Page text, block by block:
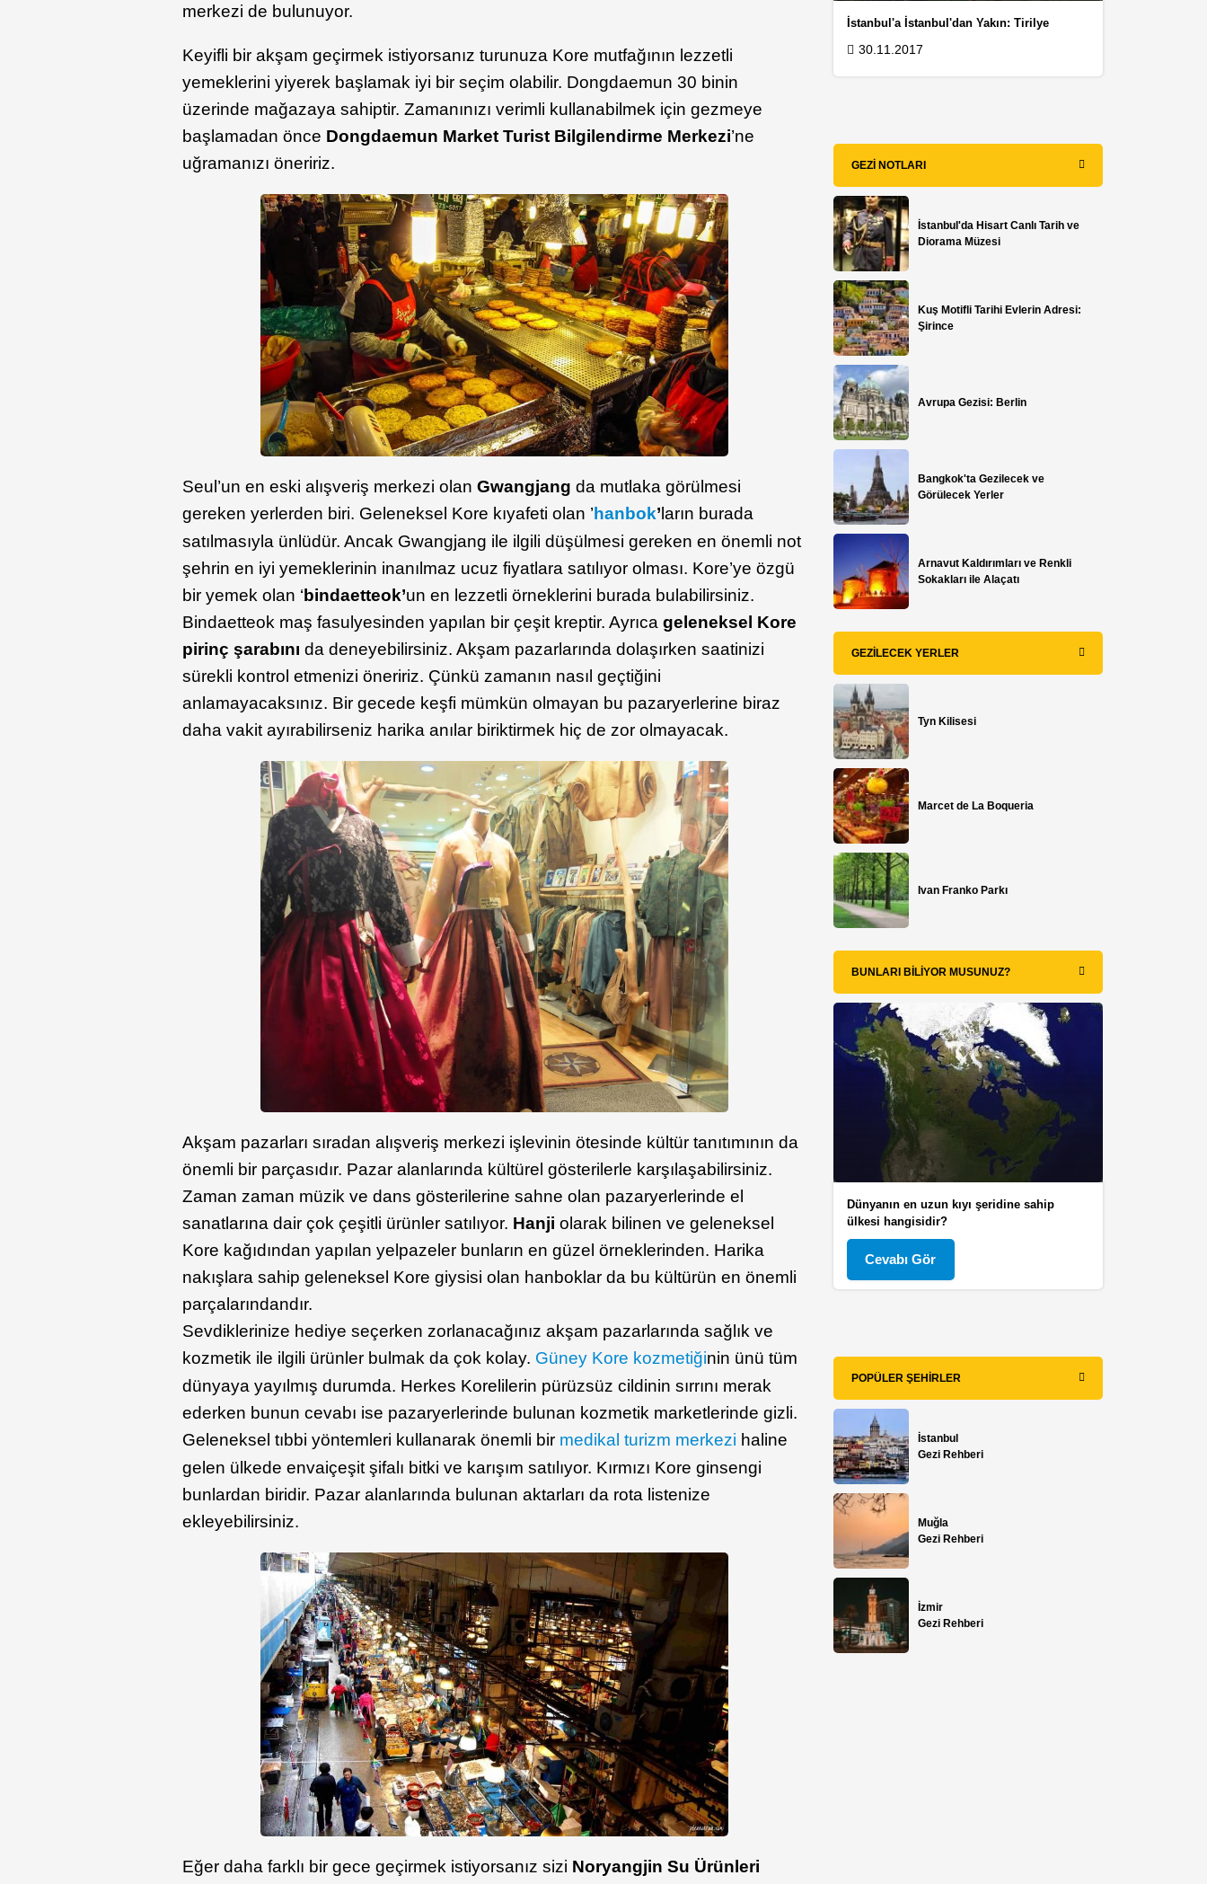
merkezi de bulunuyor.
Keyifli bir akşam geçirmek istiyorsanız turunuza Kore mutfağının lezzetli
yemeklerini yiyerek başlamak iyi bir seçim olabilir. Dongdaemun 30 binin
üzerinde mağazaya sahiptir. Zamanınızı verimli kullanabilmek için gezmeye
başlamadan önce Dongdaemun Market Turist Bilgilendirme Merkezi’ne
uğramanızı öneririz.
Seul’un en eski alışveriş merkezi olanGwangjang da mutlaka görülmesi
gereken yerlerden biri. Geleneksel Kore kıyafeti olan ’hanbok’ ların burada
satılmasıyla ünlüdür. Ancak Gwangjang ile ilgili düşülmesi gereken en önemli not
şehrin en iyi yemeklerinin inanılmaz ucuz fiyatlara satılıyor olması. Kore’ye özgü
bir yemek olan ‘bindaetteok’un en lezzetli örneklerini burada bulabilirsiniz.
Bindaetteok maş fasulyesinden yapılan bir çeşit kreptir. Ayrıcageleneksel Kore
pirinç şarabını da deneyebilirsiniz. Akşam pazarlarında dolaşırken saatinizi
sürekli kontrol etmenizi öneririz. Çünkü zamanın nasıl geçtiğini
anlamayacaksınız. Bir gecede keşfi mümkün olmayan bu pazaryerlerine biraz
daha vakit ayırabilirseniz harika anılar biriktirmek hiç de zor olmayacak.
Akşam pazarları sıradan alışveriş merkezi işlevinin ötesinde kültür tanıtımının da
önemli bir parçasıdır. Pazar alanlarında kültürel gösterilerle karşılaşabilirsiniz.
Zaman zaman müzik ve dans gösterilerine sahne olan pazaryerlerinde el
sanatlarına dair çok çeşitli ürünler satılıyor. Hanji olarak bilinen ve geleneksel
Kore kağıdından yapılan yelpazeler bunların en güzel örneklerinden. Harika
nakışlara sahip geleneksel Kore giysisi olan hanboklar da bu kültürün en önemli
parçalarındandır.
Sevdiklerinize hediye seçerken zorlanacağınız akşam pazarlarında sağlık ve
kozmetik ile ilgili ürünler bulmak da çok kolay. Güney Kore kozmetiğinin ünü tüm
dünyaya yayılmış durumda. Herkes Korelilerin pürüzsüz cildinin sırrını merak
ederken bunun cevabı ise pazaryerlerinde bulunan kozmetik marketlerinde gizli.
Geleneksel tıbbi yöntemleri kullanarak önemli bir medikal turizm merkezi haline
gelen ülkede envaiçeşit şifalı bitki ve karışım satılıyor. Kırmızı Kore ginsengi
bunlardan biridir. Pazar alanlarında bulunan aktarları da rota listenize
ekleyebilirsiniz.
Eğer daha farklı bir gece geçirmek istiyorsanız sizi Noryangjin Su Ürünleri
İstanbul'a İstanbul'dan Yakın: Tirilye
30.11.2017
GEZI NOTLARI
İstanbul'da Hisart Canlı Tarih ve
Diorama Müzesi
Kuş Motifli Tarihi Evlerin Adresi:
Şirince
Avrupa Gezisi: Berlin
Bangkok'ta Gezilecek ve
Görülecek Yerler
Arnavut Kaldırımları ve Renkli
Sokakları ile Alaçatı
GEZILECEK YERLER
Tyn Kilisesi
Marcet de La Boqueria
Ivan Franko Parkı
BUNLARI BILIYOR MUSUNUZ?
Dünyanın en uzun kıyı şeridine sahip
ülkesi hangisidir?
Cevabı Gör
POPÜLER ŞEHIRLER
İstanbul
Gezi Rehberi
Muğla
Gezi Rehberi
İzmir
Gezi Rehberi